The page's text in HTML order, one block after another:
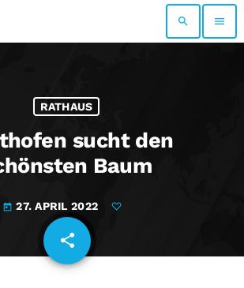
search menu
RATHAUS
sucht den
Baum
today 27. APRIL 2022
share
email